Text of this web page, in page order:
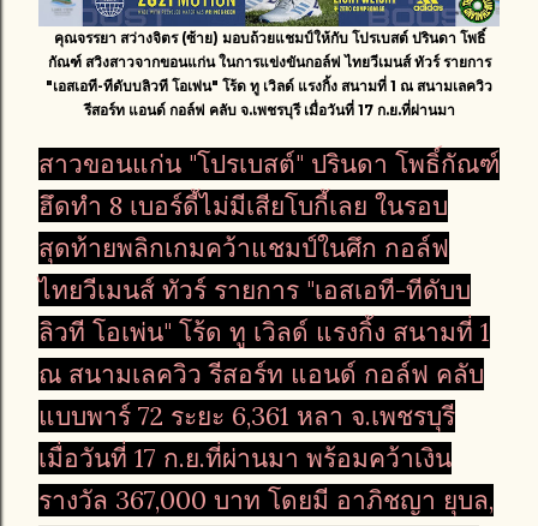
คุณจรรยา สว่างจิตร (ซ้าย) มอบถ้วยแชมป์ให้กับ โปรเบสต์ ปรินดา โพธิ์
กัณฑ์ สวิงสาวจากขอนแก่น ในการแข่งขันกอล์ฟ ไทยวีเมนส์ ทัวร์ รายการ
"เอสเอที-ทีดับบลิวที โอเพ่น" โร้ด ทู เวิลด์ แรงกิ้ง สนามที่ 1 ณ สนามเลควิว
รีสอร์ท แอนด์ กอล์ฟ คลับ จ.เพชรบุรี เมื่อวันที่ 17 ก.ย.ที่ผ่านมา
สาวขอนแก่น "โปรเบสต์" ปรินดา โพธิ์กัณฑ์
ฮึดทำ 8 เบอร์ดี้ไม่มีเสียโบกี้เลย ในรอบ
สุดท้ายพลิกเกมคว้าแชมป์ในศึก กอล์ฟ
ไทยวีเมนส์ ทัวร์ รายการ "เอสเอที-ทีดับบ
ลิวที โอเพ่น" โร้ด ทู เวิลด์ แรงกิ้ง สนามที่ 1
ณ สนามเลควิว รีสอร์ท แอนด์ กอล์ฟ คลับ
แบบพาร์ 72 ระยะ 6,361 หลา จ.เพชรบุรี
เมื่อวันที่ 17 ก.ย.ที่ผ่านมา พร้อมคว้าเงิน
รางวัล 367,000 บาท โดยมี อาภิชญา ยุบล,